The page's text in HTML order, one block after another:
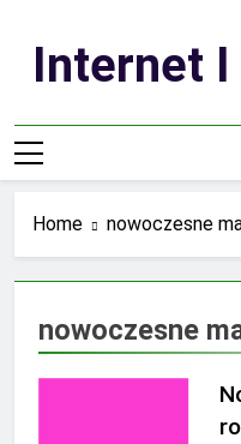
contentInternet
Home nowoczesne
nowoczesne